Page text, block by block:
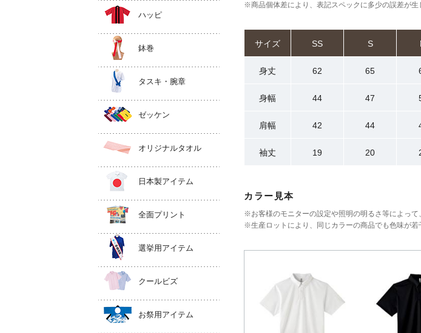
ハッピ
鉢巻
タスキ・腕章
ゼッケン
オリジナルタオル
日本製アイテム
全面プリント
選挙用アイテム
クールビズ
お祭用アイテム
※商品個体差により、表記スペックに多少の誤差が生
サイズ SS S
身丈 62 65
身幅 44 47
肩幅 42 44
袖丈 19 20
カラー見本
※お客様のモニターの設定や照明の明るさ等によって
※生産ロットにより、同じカラーの商品でも色味が若